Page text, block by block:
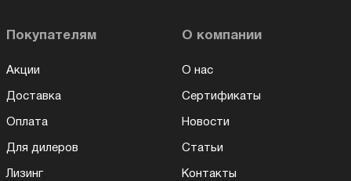
Покупателям
Акции
Доставка
Оплата
Для дилеров
Лизинг
О компании
О нас
Сертификаты
Новости
Статьи
Контакты